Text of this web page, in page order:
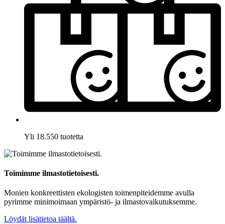
Yli 18.550 tuotetta
Toimimme ilmastotietoisesti.
Monien konkreettisten ekologisten toimenpiteidemme avulla
pyrimme minimoimaan ympäristö- ja ilmastovaikutuksemme.
Löydät lisätietoa täältä.